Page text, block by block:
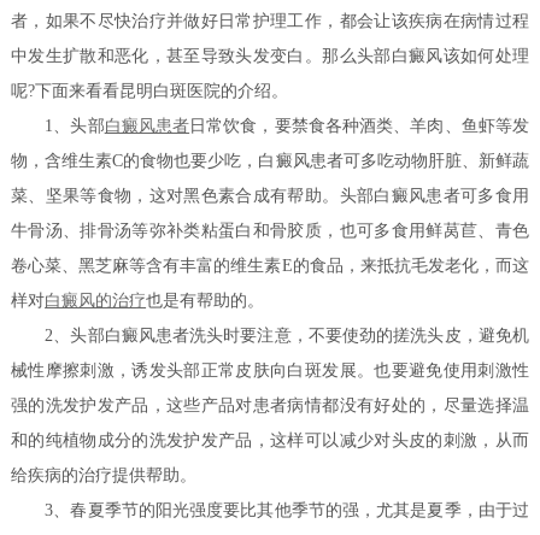
者，如果不尽快治疗并做好日常护理工作，都会让该疾病在病情过程
中发生扩散和恶化，甚至导致头发变白。那么头部白癜风该如何处理
呢?下面来看看昆明白斑医院的介绍。
1、头部白癜风患者 日常饮食，要禁食各种酒类、羊肉、鱼虾等发
物，含维生素C的食物也要少吃，白癜风患者可多吃动物肝脏、新鲜蔬
菜、坚果等食物，这对黑色素合成有帮助。头部白癜风患者可多食用
牛骨汤、排骨汤等弥补类粘蛋白和骨胶质，也可多食用鲜莴苣、青色
卷心菜、黑芝麻等含有丰富的维生素E的食品，来抵抗毛发老化，而这
样对白癜风的治疗也是有帮助的。
2、头部白癜风患者洗头时要注意，不要使劲的搓洗头皮，避免机
械性摩擦刺激，诱发头部正常皮肤向白斑发展。也要避免使用刺激性
强的洗发护发产品，这些产品对患者病情都没有好处的，尽量选择温
和的纯植物成分的洗发护发产品，这样可以减少对头皮的刺激，从而
给疾病的治疗提供帮助。
3、春夏季节的阳光强度要比其他季节的强，尤其是夏季，由于过